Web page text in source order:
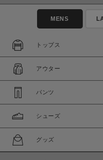
MENS
トップス
アウター
パンツ
シューズ
グッズ